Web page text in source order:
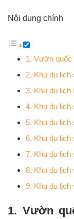
Nội dung chính
1. Vườn quốc
2. Khu du
3. Khu du lịch
4. Khu du lịch
5. Khu du
6. Khu du lịch
7. Khu du lịch
8. Khu du
9. Khu du lịch
1. Vườn